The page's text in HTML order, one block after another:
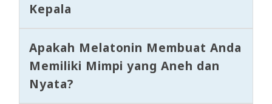
Kepala
Apakah Melatonin Membuat Anda
Memiliki Mimpi yang Aneh dan
Nyata?